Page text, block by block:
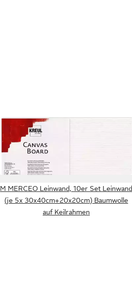
KREUL
Leinwand KREUL Canvas Board 40
x60 cm
11,55 €
in 4-5 Werktagen bei dir
M MERCEO Leinwand, 10er Set Leinwand
(je 5x 30x40cm+20x20cm) Baumwolle
auf Keilrahmen